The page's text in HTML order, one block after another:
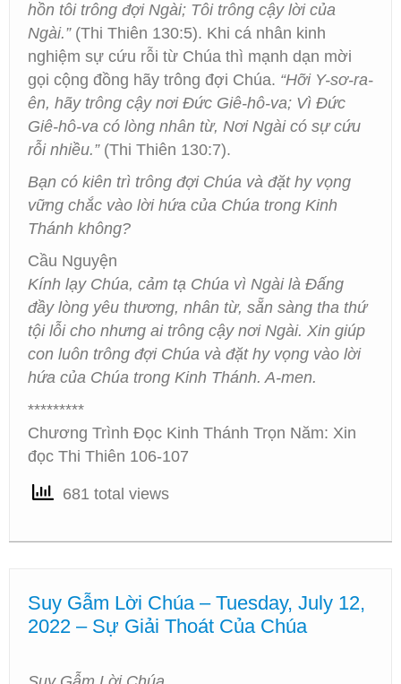
hồn tôi trông đợi Ngài; Tôi trông cậy lời của
Ngài.”(Thi Thiên 130:5). Khi cá nhân kinh
nghiệm sự cứu rỗi từ Chúa thì mạnh dạn mời
gọi cộng đồng hãy trông đợi Chúa. “Hỡi Y-sơ-ra-
ên, hãy trông cậy nơi Đức Giê-hô-va; Vì Đức
Giê-hô-va có lòng nhân từ, Nơi Ngài có sự cứu
rỗi nhiều.”(Thi Thiên 130:7).
Bạn có kiên trì trông đợi Chúa và đặt hy vọng
vững chắc vào lời hứa của Chúa trong Kinh
Thánh không?
Cầu Nguyện
Kính lạy Chúa, cảm tạ Chúa vì Ngài là Đấng
đầy lòng yêu thương, nhân từ, sẵn sàng tha thứ
tội lỗi cho nhưng ai trông cậy nơi Ngài. Xin giúp
con luôn trông đợi Chúa và đặt hy vọng vào lời
hứa của Chúa trong Kinh Thánh. A-men.
*********
Chương Trình Đọc Kinh Thánh Trọn Năm: Xin
đọc Thi Thiên 106-107
681 total views
Suy Gẫm Lời Chúa – Tuesday, July 12,
2022 – Sự Giải Thoát Của Chúa